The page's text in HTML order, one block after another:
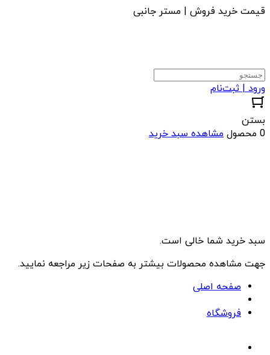
قیمت خرید فروش | مستر جانبی
ورود | ثبت‌نام
بستن
0 محصول
مشاهده سبد خرید
سبد خرید شما خالی است.
جهت مشاهده محصولات بیشتر به صفحات زیر مراجعه نمایید.
صفحه اصلی
فروشگاه